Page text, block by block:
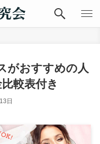
がおすすめの人
較表付き
日